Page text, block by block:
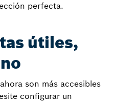
perfecta.
útiles,
son más accesibles
configurar un